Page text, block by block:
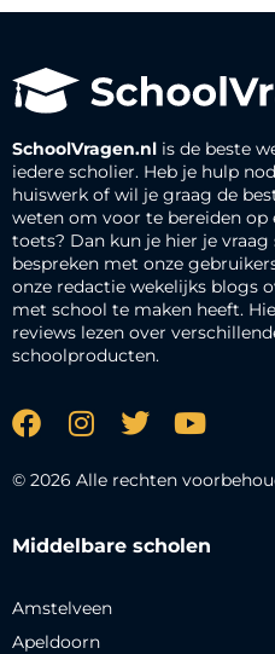
SchoolVragen.nl is de beste
iedere scholier. Heb je hulp
huiswerk of wil je graag de
weten om voor te bereiden op
toets? Dan kun je hier je vraag
bespreken met onze
onze redactie wekelijks blogs
met school te maken heeft.
reviews lezen over
schoolproducten.
© 2026 Alle rechten
Middelbare scholen
Amstelveen
Apeldoorn